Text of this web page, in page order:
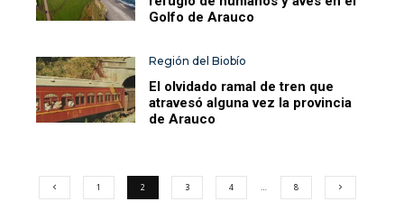
Golfo de Arauco
Región del Biobío
El olvidado ramal de tren que
atravesó alguna vez la provincia
de Arauco
1 2 3 4 … 8